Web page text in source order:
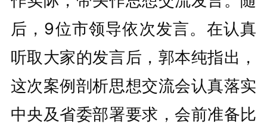
后，9位市领导依次发言。在认真
听取大家的发言后，郭本纯指出，
这次案例剖析思想交流会认真落实
中央及省委部署要求，会前准备比